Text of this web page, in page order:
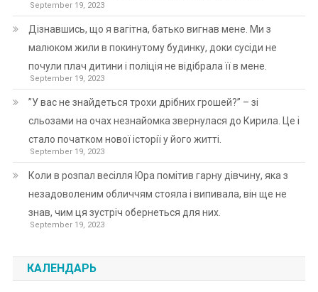
September 19, 2023
Дізнавшись, що я вагітна, батько вигнав мене. Ми з
малюком жили в покинутому будинку, доки сусіди не
почули плач дитини і поліція не відібрала її в мене.
September 19, 2023
”У вас не знайдеться трохи дрібних грошей?” – зі
сльозами на очах незнайомка звернулася до Кирила. Це і
стало початком нової історії у його житті.
September 19, 2023
Коли в розпал весілля Юра помітив гарну дівчину, яка з
незадоволеним обличчям стояла і випивала, він ще не
знав, чим ця зустріч обернеться для них.
September 19, 2023
КАЛЕНДАРЬ